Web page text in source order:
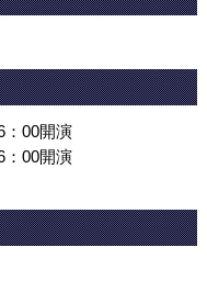
：00開演
：00開演